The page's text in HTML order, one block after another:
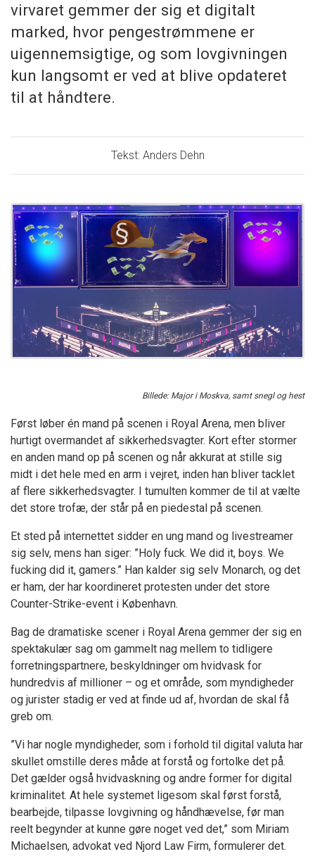
virvaret gemmer der sig et digitalt
marked, hvor pengestrømmene er
uigennemsigtige, og som lovgivningen
kun langsomt er ved at blive opdateret
til at håndtere.
Tekst: Anders Dehn
Billede: Major i Moskva, samt snegl og hest
Først løber én mand på scenen i Royal Arena, men bliver
hurtigt overmandet af sikkerhedsvagter. Kort efter stormer
en anden mand op på scenen og når akkurat at stille sig
midt i det hele med en arm i vejret, inden han bliver tacklet
af flere sikkerhedsvagter. I tumulten kommer de til at vælte
det store trofæ, der står på en piedestal på scenen.
Et sted på internettet sidder en ung mand og livestreamer
sig selv, mens han siger: ”Holy fuck. We did it, boys. We
fucking did it, gamers.” Han kalder sig selv Monarch, og det
er ham, der har koordineret protesten under det store
Counter-Strike-event i København.
Bag de dramatiske scener i Royal Arena gemmer der sig en
spektakulær sag om gammelt nag mellem to tidligere
forretningspartnere, beskyldninger om hvidvask for
hundredvis af millioner – og et område, som myndigheder
og jurister stadig er ved at finde ud af, hvordan de skal få
greb om.
”Vi har nogle myndigheder, som i forhold til digital valuta har
skullet omstille deres måde at forstå og fortolke det på.
Det gælder også hvidvaskning og andre former for digital
kriminalitet. At hele systemet ligesom skal først forstå,
bearbejde, tilpasse lovgivning og håndhævelse, før man
reelt begynder at kunne gøre noget ved det,” som Miriam
Michaelsen, advokat ved Njord Law Firm, formulerer det.